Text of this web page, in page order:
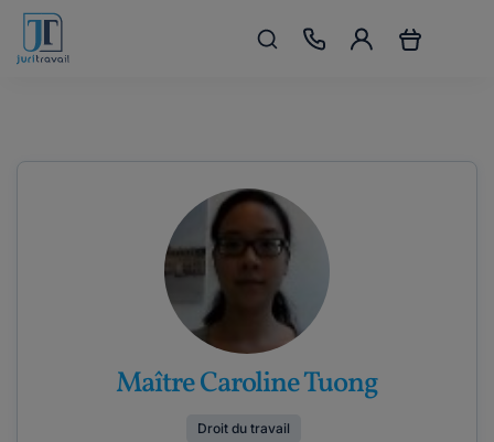
Maître Caroline Tuong
Droit du travail